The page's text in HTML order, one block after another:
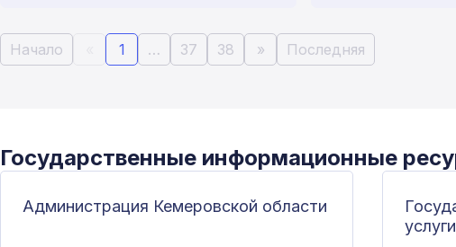
Начало 1 … 37 38 » Последняя
Государственные информационные
Администрация Кемеровской области